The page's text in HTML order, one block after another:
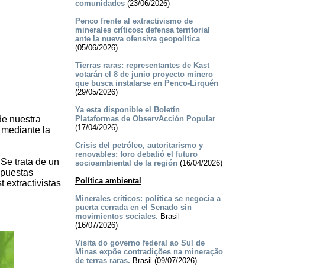
nuestra
la
trata de un
extractivistas
comunidades(23/06/2026)
Penco frente al extractivismo de
minerales críticos: defensa territorial
ante la nueva ofensiva geopolítica
(05/06/2026)
Tierras raras: representantes de Kast
votarán el 8 de junio proyecto minero
que busca instalarse en Penco-Lirquén
(29/05/2026)
Ya esta disponible el Boletín
Plataformas de ObservAcción Popular
(17/04/2026)
Crisis del petróleo, autoritarismo y
renovables: foro debatió el futuro
socioambiental de la región (16/04/2026)
Política ambiental
Minerales críticos: política se negocia a
puerta cerrada en el Senado sin
movimientos sociales. Brasil
(16/07/2026)
Visita do governo federal ao Sul de
Minas expõe contradições na mineração
de terras raras. Brasil (09/07/2026)